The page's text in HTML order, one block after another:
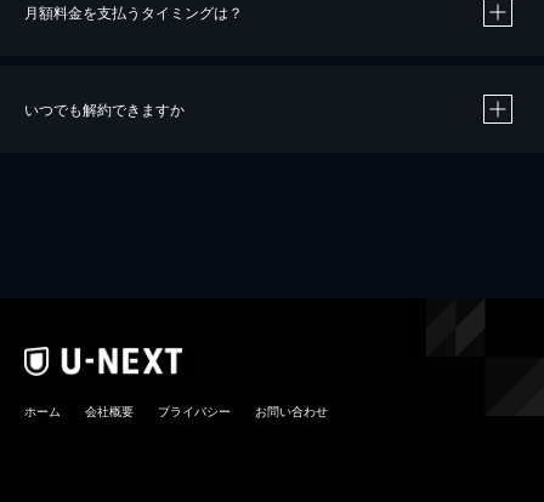
※40％ポイント還元の対象は、クレジットカード決済による作品の購入 / レンタルです。
iOSアプリのUコイン決済による作品の購入 / レンタルは、20％のポイント還元です。
月額料金を支払うタイミングは？
いつでも解約できますか
ホーム 会社概要 プライバシー お問い合わせ